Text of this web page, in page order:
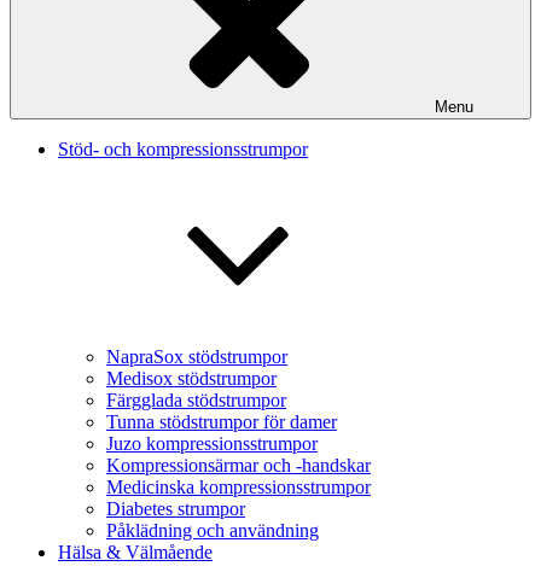
Menu
Stöd- och kompressionsstrumpor
NapraSox stödstrumpor
Medisox stödstrumpor
Färgglada stödstrumpor
Tunna stödstrumpor för damer
Juzo kompressionsstrumpor
Kompressionsärmar och -handskar
Medicinska kompressionsstrumpor
Diabetes strumpor
Påklädning och användning
Hälsa & Välmående